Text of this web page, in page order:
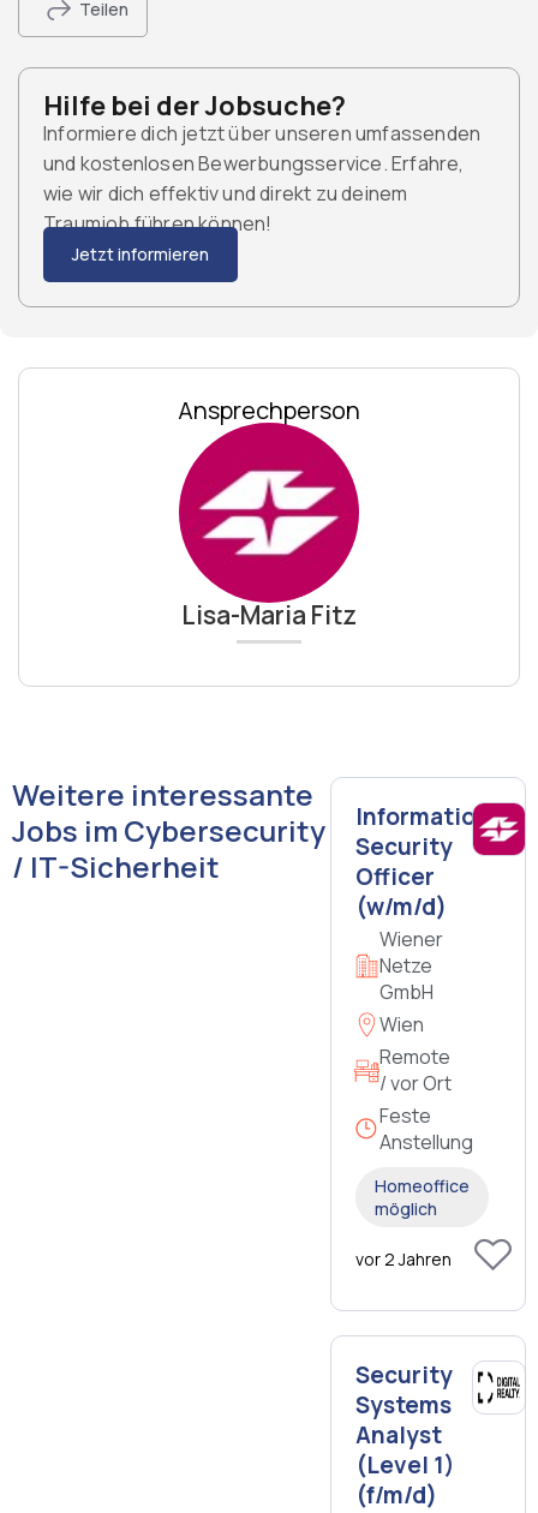
Teilen
Hilfe bei der Jobsuche?
Informiere dich jetzt über unseren umfassenden
und kostenlosen Bewerbungsservice. Erfahre,
wie wir dich effektiv und direkt zu deinem
Traumjob führen können!
Jetzt informieren
Ansprechperson
Lisa-Maria Fitz
Weitere interessante
Jobs im Cybersecurity
/ IT-Sicherheit
Information
Security
Officer
(w/m/d)
Wiener
Netze
GmbH
Wien
Remote
/ vor Ort
Feste
Anstellung
Homeoffice
möglich
vor 2 Jahren
Security
Systems
Analyst
(Level 1)
(f/m/d)